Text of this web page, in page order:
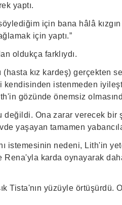
yaptı.
için bana hâlâ
için yaptı.”
oldukça farklıydı.
kız kardeş) gerçekten
istenmeden
gözünde önemsiz
Ona zarar verecek bir
yaşayan tamamen
istemesinin nedeni, Lith'in
Rena'yla karda oynayarak
Tista'nın yüzüyle örtüşürdü.